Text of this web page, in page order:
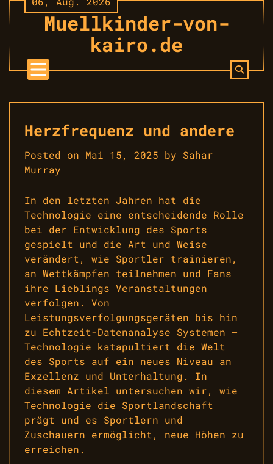
Skip
to
Muellkinder-von-
kairo.de
Herzfrequenz und andere
Posted on Mai 15, 2025 by Sahar
Murray
In den letzten Jahren hat die
Technologie eine entscheidende Rolle
bei der Entwicklung des Sports
gespielt und die Art und Weise
verändert, wie Sportler trainieren,
an Wettkämpfen teilnehmen und Fans
ihre Lieblings Veranstaltungen
verfolgen. Von
Leistungsverfolgungsgeräten bis hin
zu Echtzeit-Datenanalyse Systemen –
Technologie katapultiert die Welt
des Sports auf ein neues Niveau an
Exzellenz und Unterhaltung. In
diesem Artikel untersuchen wir, wie
Technologie die Sportlandschaft
prägt und es Sportlern und
Zuschauern ermöglicht, neue Höhen zu
erreichen.